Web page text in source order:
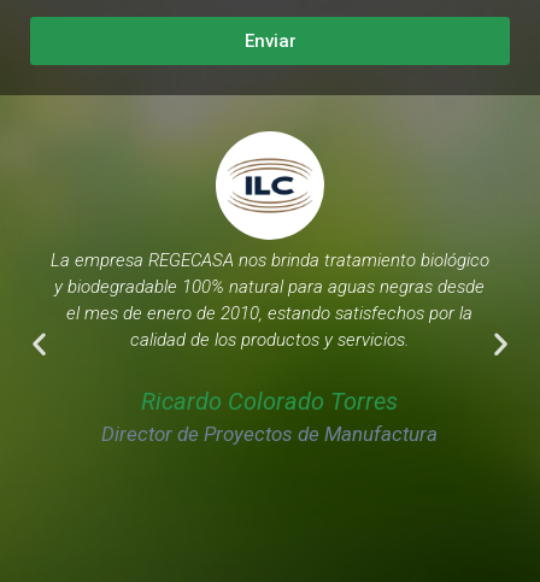
Enviar
La empresa REGECASA nos brinda tratamiento biológico
y biodegradable 100% natural para aguas negras desde
el mes de enero de 2010, estando satisfechos por la
calidad de los productos y servicios.
Ricardo Colorado Torres
Director de Proyectos de Manufactura